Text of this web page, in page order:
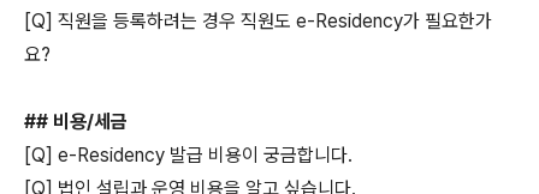
[Q] 직원을 등록하려는 경우 직원도 e-Residency가 필요한가
요?
## 비용/세금
[Q] e-Residency 발급 비용이 궁금합니다.
[Q] 법인 설립과 운영 비용을 알고 싶습니다.